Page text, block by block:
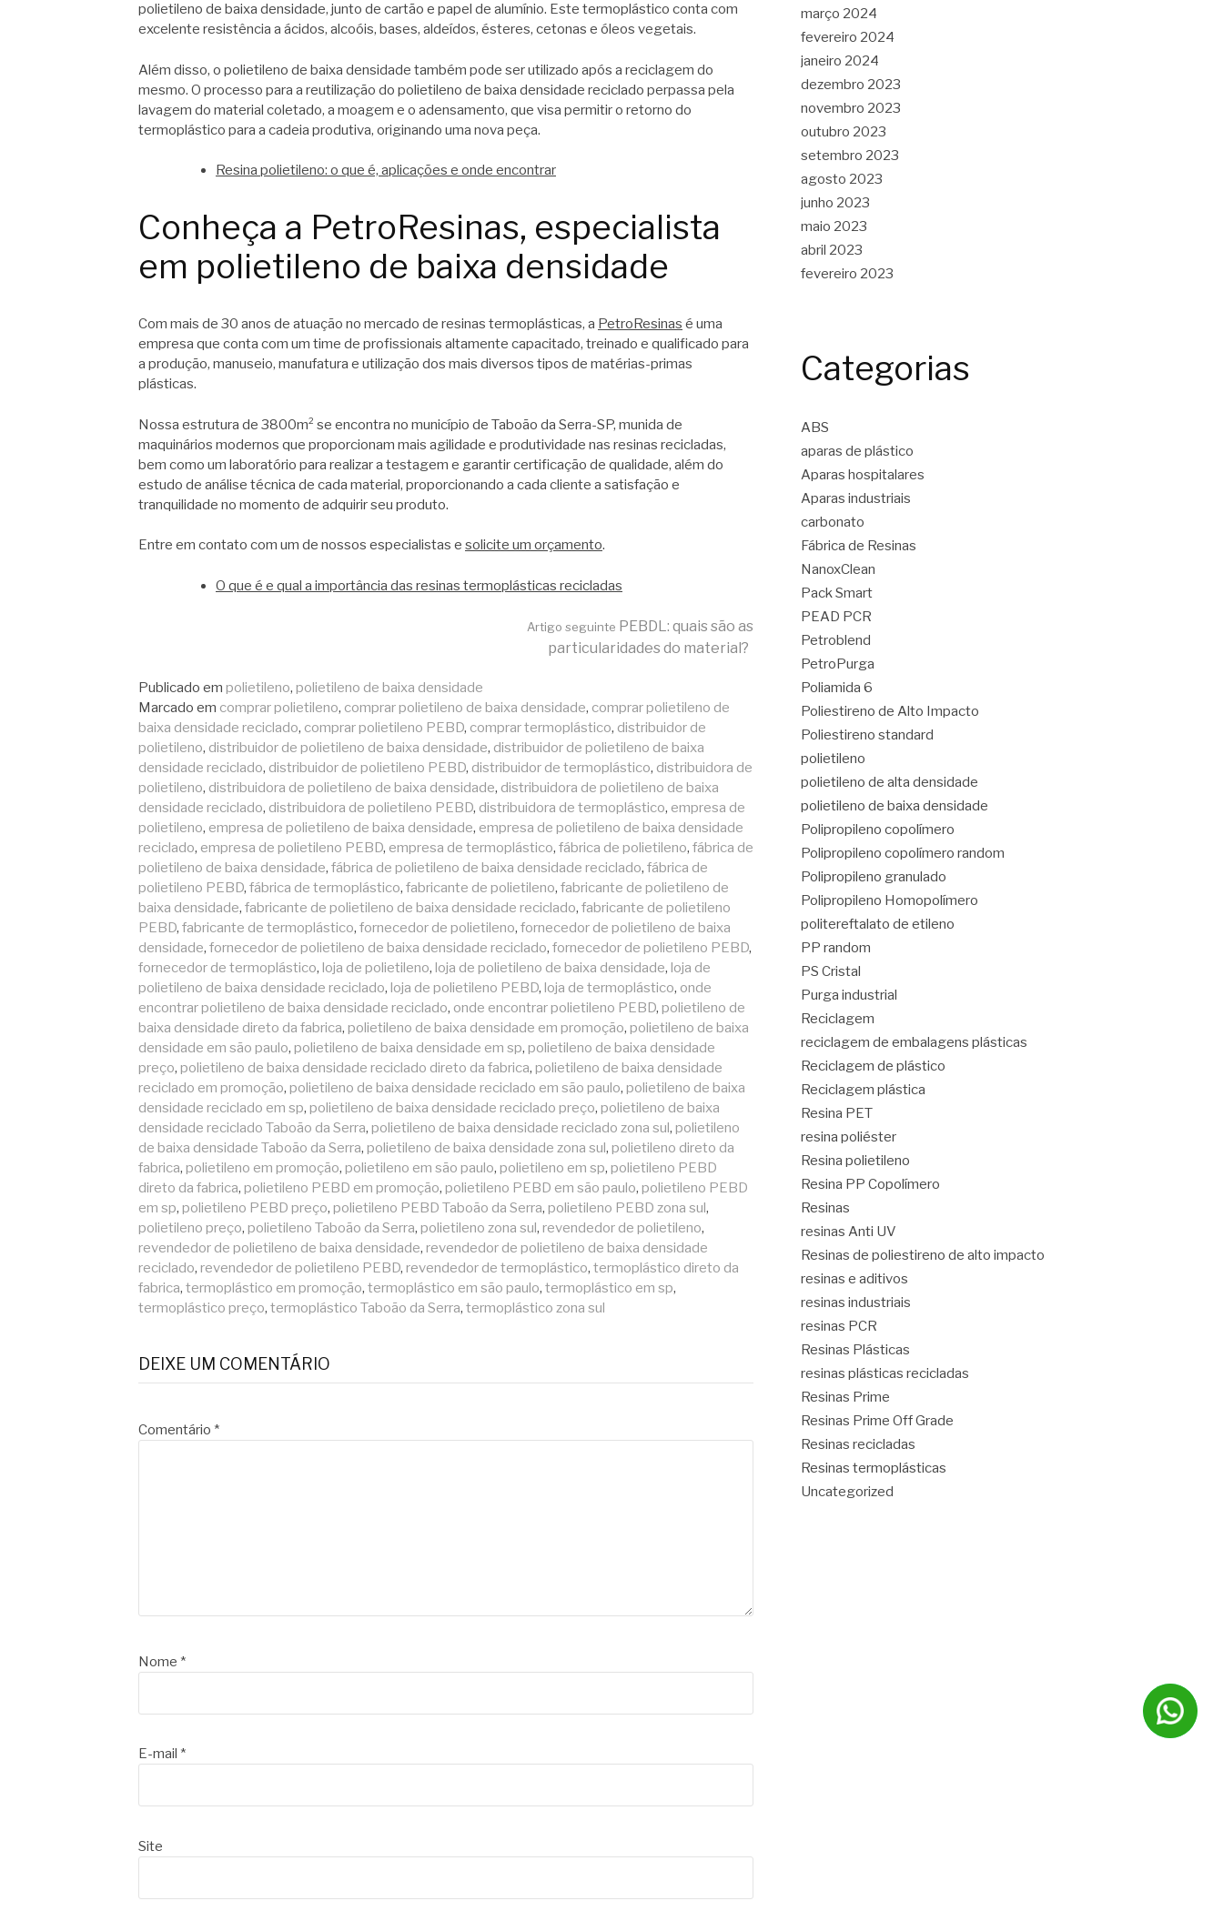
polietileno de baixa densidade, junto de cartão e papel de alumínio. Este termoplástico conta com
excelente resistência a ácidos, alcoóis, bases, aldeídos, ésteres, cetonas e óleos vegetais.
Além disso, o polietileno de baixa densidade também pode ser utilizado após a reciclagem do
mesmo. O processo para a reutilização do polietileno de baixa densidade reciclado perpassa pela
lavagem do material coletado, a moagem e o adensamento, que visa permitir o retorno do
termoplástico para a cadeia produtiva, originando uma nova peça.
Resina polietileno: o que é, aplicações e onde encontrar
Conheça a PetroResinas, especialista
em polietileno de baixa densidade
Com mais de 30 anos de atuação no mercado de resinas termoplásticas, a PetroResinas é uma
empresa que conta com um time de profissionais altamente capacitado, treinado e qualificado para
a produção, manuseio, manufatura e utilização dos mais diversos tipos de matérias-primas
plásticas.
Nossa estrutura de 3800m² se encontra no município de Taboão da Serra-SP, munida de
maquinários modernos que proporcionam mais agilidade e produtividade nas resinas recicladas,
bem como um laboratório para realizar a testagem e garantir certificação de qualidade, além do
estudo de análise técnica de cada material, proporcionando a cada cliente a satisfação e
tranquilidade no momento de adquirir seu produto.
Entre em contato com um de nossos especialistas e solicite um orçamento.
O que é e qual a importância das resinas termoplásticas recicladas
lendo
Artigo seguinte PEBDL: quais são as
particularidades do material?
Publicado em polietileno, polietileno de baixa densidade
Marcado em comprar polietileno, comprar polietileno de baixa densidade, comprar polietileno de
baixa densidade reciclado, comprar polietileno PEBD, comprar termoplástico, distribuidor de
polietileno, distribuidor de polietileno de baixa densidade, distribuidor de polietileno de baixa
densidade reciclado, distribuidor de polietileno PEBD, distribuidor de termoplástico, distribuidora de
polietileno, distribuidora de polietileno de baixa densidade, distribuidora de polietileno de baixa
densidade reciclado, distribuidora de polietileno PEBD, distribuidora de termoplástico, empresa de
polietileno, empresa de polietileno de baixa densidade, empresa de polietileno de baixa densidade
reciclado, empresa de polietileno PEBD, empresa de termoplástico, fábrica de polietileno, fábrica de
polietileno de baixa densidade, fábrica de polietileno de baixa densidade reciclado, fábrica de
polietileno PEBD, fábrica de termoplástico, fabricante de polietileno, fabricante de polietileno de
baixa densidade, fabricante de polietileno de baixa densidade reciclado, fabricante de polietileno
PEBD, fabricante de termoplástico, fornecedor de polietileno, fornecedor de polietileno de baixa
densidade, fornecedor de polietileno de baixa densidade reciclado, fornecedor de polietileno PEBD,
fornecedor de termoplástico, loja de polietileno, loja de polietileno de baixa densidade, loja de
polietileno de baixa densidade reciclado, loja de polietileno PEBD, loja de termoplástico, onde
encontrar polietileno de baixa densidade reciclado, onde encontrar polietileno PEBD, polietileno de
baixa densidade direto da fabrica, polietileno de baixa densidade em promoção, polietileno de baixa
densidade em são paulo, polietileno de baixa densidade em sp, polietileno de baixa densidade
preço, polietileno de baixa densidade reciclado direto da fabrica, polietileno de baixa densidade
reciclado em promoção, polietileno de baixa densidade reciclado em são paulo, polietileno de baixa
densidade reciclado em sp, polietileno de baixa densidade reciclado preço, polietileno de baixa
densidade reciclado Taboão da Serra, polietileno de baixa densidade reciclado zona sul, polietileno
de baixa densidade Taboão da Serra, polietileno de baixa densidade zona sul, polietileno direto da
fabrica, polietileno em promoção, polietileno em são paulo, polietileno em sp, polietileno PEBD
direto da fabrica, polietileno PEBD em promoção, polietileno PEBD em são paulo, polietileno PEBD
em sp, polietileno PEBD preço, polietileno PEBD Taboão da Serra, polietileno PEBD zona sul,
polietileno preço, polietileno Taboão da Serra, polietileno zona sul, revendedor de polietileno,
revendedor de polietileno de baixa densidade, revendedor de polietileno de baixa densidade
reciclado, revendedor de polietileno PEBD, revendedor de termoplástico, termoplástico direto da
fabrica, termoplástico em promoção, termoplástico em são paulo, termoplástico em sp,
termoplástico preço, termoplástico Taboão da Serra, termoplástico zona sul
DEIXE UM COMENTÁRIO
Comentário *
Nome *
E-mail *
Site
março 2024
fevereiro 2024
janeiro 2024
dezembro 2023
novembro 2023
outubro 2023
setembro 2023
agosto 2023
junho 2023
maio 2023
abril 2023
fevereiro 2023
Categorias
ABS
aparas de plástico
Aparas hospitalares
Aparas industriais
carbonato
Fábrica de Resinas
NanoxClean
Pack Smart
PEAD PCR
Petroblend
PetroPurga
Poliamida 6
Poliestireno de Alto Impacto
Poliestireno standard
polietileno
polietileno de alta densidade
polietileno de baixa densidade
Polipropileno copolímero
Polipropileno copolímero random
Polipropileno granulado
Polipropileno Homopolímero
politereftalato de etileno
PP random
PS Cristal
Purga industrial
Reciclagem
reciclagem de embalagens plásticas
Reciclagem de plástico
Reciclagem plástica
Resina PET
resina poliéster
Resina polietileno
Resina PP Copolímero
Resinas
resinas Anti UV
Resinas de poliestireno de alto impacto
resinas e aditivos
resinas industriais
resinas PCR
Resinas Plásticas
resinas plásticas recicladas
Resinas Prime
Resinas Prime Off Grade
Resinas recicladas
Resinas termoplásticas
Uncategorized